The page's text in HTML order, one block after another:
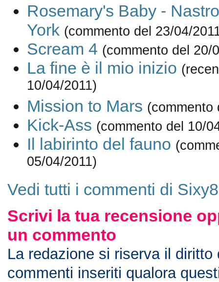
Rosemary's Baby -
York (commento del 23/04/
Scream 4 (commento del 20/
La fine è il mio inizio
10/04/2011)
Mission to Mars (commento
Kick-Ass (commento del 10/
Il labirinto del fauno
05/04/2011)
Vedi tutti i commenti di
Scrivi la tua recensione
un commento
La redazione si riserva il diritto
commenti inseriti qualora